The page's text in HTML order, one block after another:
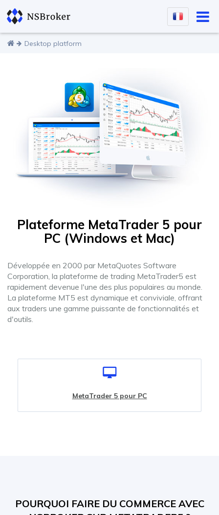
Desktop platform
Plateforme MetaTrader 5 pour
PC (Windows et Mac)
Développée en 2000 par MetaQuotes Software
Corporation, la plateforme de trading MetaTrader5 est
rapidement devenue l'une des plus populaires au monde.
La plateforme MT5 est dynamique et conviviale, offrant
aux traders une gamme puissante de fonctionnalités et
d'outils.
MetaTrader 5 pour PC
POURQUOI FAIRE DU COMMERCE AVEC